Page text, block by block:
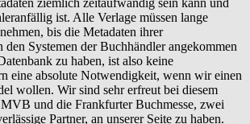
ist. Alle Verlage müssen lange
bis die Metadaten ihrer
den Systemen der Buchhändler angekommen
zu haben, ist also keine
eine absolute Notwendigkeit, wenn wir einen
wollen. Wir sind sehr erfreut bei diesem
und die Frankfurter Buchmesse, zwei
Partner, an unserer Seite zu haben.